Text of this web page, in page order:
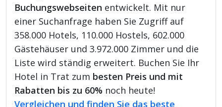
Buchungswebseiten entwickelt. Mit nur
einer Suchanfrage haben Sie Zugriff auf
358.000 Hotels, 110.000 Hostels, 602.000
Gästehäuser und 3.972.000 Zimmer und die
Liste wird ständig erweitert. Buchen Sie Ihr
Hotel in Trat zum besten Preis und mit
Rabatten bis zu 60% noch heute!
Vergleichen und finden Sie das beste